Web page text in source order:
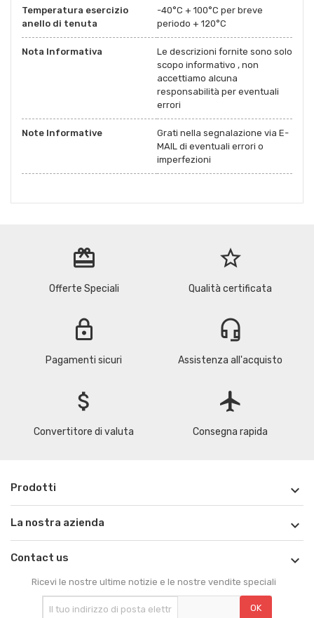
Temperatura esercizio
anello di tenuta
-40°C + 100°C per breve
periodo + 120°C
Nota Informativa
Le descrizioni fornite sono solo
scopo informativo , non
accettiamo alcuna
responsabilità per eventuali
errori
Note Informative
Grati nella segnalazione via E-
MAIL di eventuali errori o
imperfezioni
redeem
Offerte Speciali
star_border
Qualità certificata
lock
Pagamenti sicuri
headset_mic
Assistenza all'acquisto
attach_money
Convertitore di valuta
flight
Consegna rapida
Prodotti 
La nostra azienda 
Contact us 
Ricevi le nostre ultime notizie e le nostre vendite speciali